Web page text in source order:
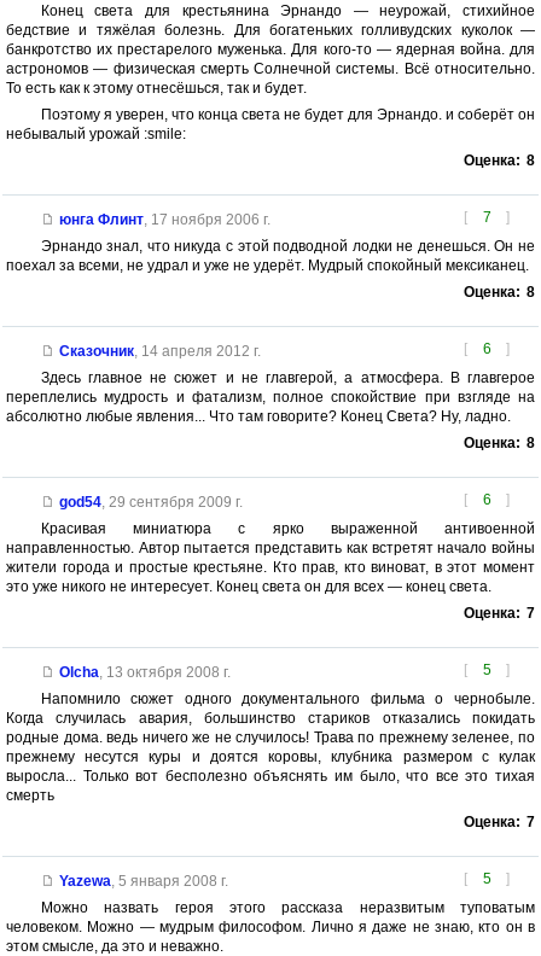
Конец света для крестьянина Эрнандо — неурожай, стихийное
бедствие и тяжёлая болезнь. Для богатеньких голливудских куколок —
банкротство их престарелого муженька. Для кого-то — ядерная война. для
астрономов — физическая смерть Солнечной системы. Всё относительно.
То есть как к этому отнесёшься, так и будет.
Поэтому я уверен, что конца света не будет для Эрнандо. и соберёт он
небывалый урожай :smile:
Оценка: 8
[ 7 ]
юнга Флинт, 17 ноября 2006 г.
Эрнандо знал, что никуда с этой подводной лодки не денешься. Он не
поехал за всеми, не удрал и уже не удерёт. Мудрый спокойный мексиканец.
Оценка: 8
[ 6 ]
Сказочник, 14 апреля 2012 г.
Здесь главное не сюжет и не главгерой, а атмосфера. В главгерое
переплелись мудрость и фатализм, полное спокойствие при взгляде на
абсолютно любые явления... Что там говорите? Конец Света? Ну, ладно.
Оценка: 8
[ 6 ]
god54, 29 сентября 2009 г.
Красивая миниатюра с ярко выраженной антивоенной
направленностью. Автор пытается представить как встретят начало войны
жители города и простые крестьяне. Кто прав, кто виноват, в этот момент
это уже никого не интересует. Конец света он для всех — конец света.
Оценка: 7
[ 5 ]
Olcha 13 октября 2008 г.
Напомнило сюжет одного документального фильма о чернобыле.
Когда случилась авария, большинство стариков отказались покидать
родные дома. ведь ничего же не случилось! Трава по прежнему зеленее, по
прежнему несутся куры и доятся коровы, клубника размером с кулак
выросла... Только вот бесполезно объяснять им было, что все это тихая
смерть
Оценка: 7
[ 5 ]
Yazewa 5 января 2008 г.
Можно назвать героя этого рассказа неразвитым туповатым
человеком. Можно — мудрым философом. Лично я даже не знаю, кто он в
этом смысле, да это и неважно.